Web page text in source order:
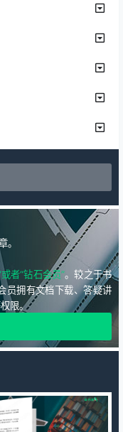
。
者“钻石会员”。较之于书
员拥有文档下载、答疑讲
限。